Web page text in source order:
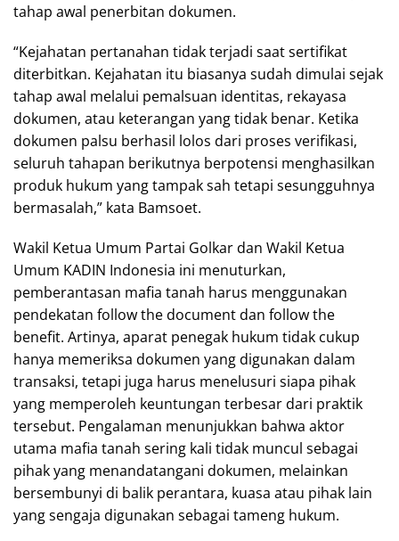
tahap awal penerbitan dokumen.
“Kejahatan pertanahan tidak terjadi saat sertifikat
diterbitkan. Kejahatan itu biasanya sudah dimulai sejak
tahap awal melalui pemalsuan identitas, rekayasa
dokumen, atau keterangan yang tidak benar. Ketika
dokumen palsu berhasil lolos dari proses verifikasi,
seluruh tahapan berikutnya berpotensi menghasilkan
produk hukum yang tampak sah tetapi sesungguhnya
bermasalah,” kata Bamsoet.
Wakil Ketua Umum Partai Golkar dan Wakil Ketua
Umum KADIN Indonesia ini menuturkan,
pemberantasan mafia tanah harus menggunakan
pendekatan follow the document dan follow the
benefit. Artinya, aparat penegak hukum tidak cukup
hanya memeriksa dokumen yang digunakan dalam
transaksi, tetapi juga harus menelusuri siapa pihak
yang memperoleh keuntungan terbesar dari praktik
tersebut. Pengalaman menunjukkan bahwa aktor
utama mafia tanah sering kali tidak muncul sebagai
pihak yang menandatangani dokumen, melainkan
bersembunyi di balik perantara, kuasa atau pihak lain
yang sengaja digunakan sebagai tameng hukum.